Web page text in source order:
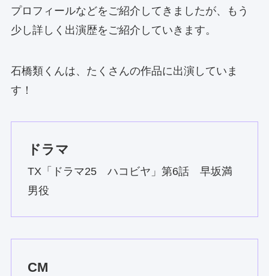
プロフィールなどをご紹介してきましたが、もう
少し詳しく出演歴をご紹介していきます。
石橋類くんは、たくさんの作品に出演していま
す！
ドラマ
TX「ドラマ25 ハコビヤ」第6話 早坂満
男役
CM